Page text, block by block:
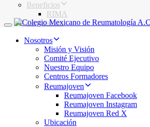
Beneficios
RIMA
Facturación
Toggle navigation
Nosotros
Misión y Visión
Comité Ejecutivo
Nuestro Equipo
Centros Formadores
Reumajoven
Reumajoven Facebook
Reumajoven Instagram
Reumajoven Red X
Ubicación